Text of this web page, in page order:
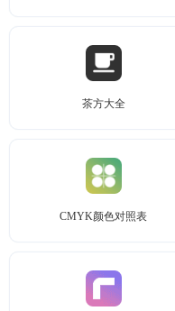
茶方大全
CMYK颜色对照表